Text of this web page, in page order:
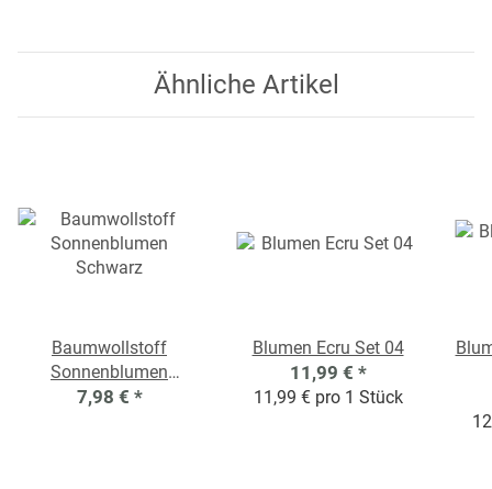
Ähnliche Artikel
Baumwollstoff
Sonnenblumen
Schwarz
7,98 € *
Blumen Ecru Set 04
11,99 € *
11,99 € pro 1 Stück